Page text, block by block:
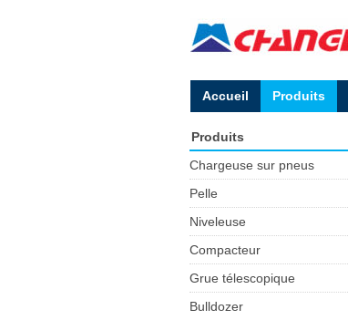
Accueil Produits
Produits
Chargeuse sur pneus
Pelle
Niveleuse
Compacteur
Grue télescopique
Bulldozer